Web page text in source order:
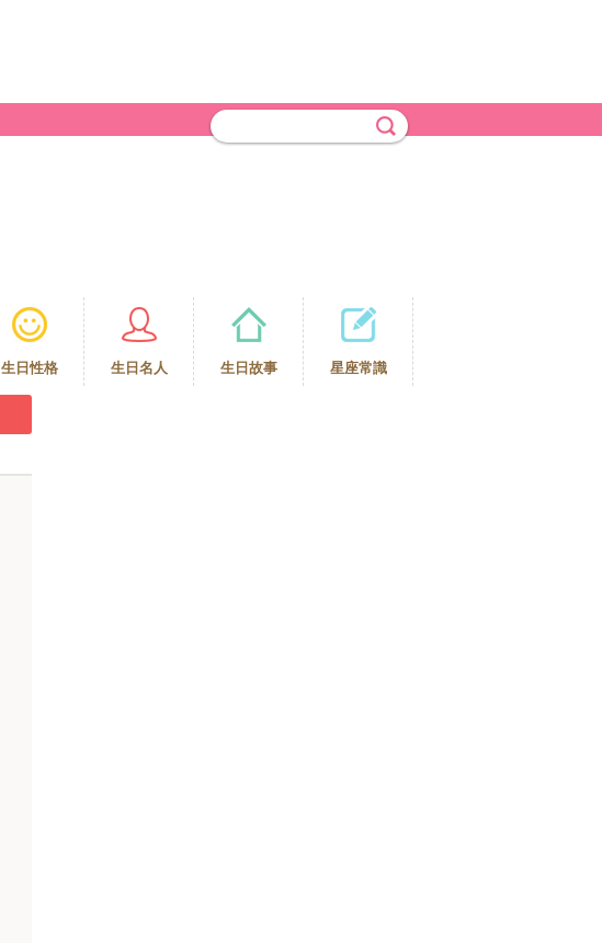
生日性格 生日名人 生日故事 星座常識